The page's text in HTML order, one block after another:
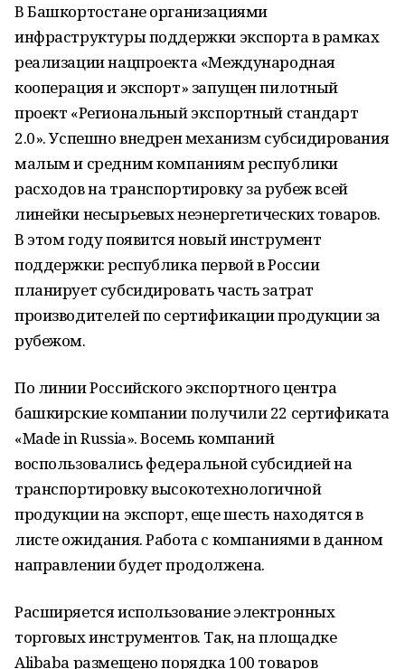
В Башкортостане организациями
инфраструктуры поддержки экспорта в рамках
реализации нацпроекта «Международная
кооперация и экспорт» запущен пилотный
проект «Региональный экспортный стандарт
2.0». Успешно внедрен механизм субсидирования
малым и средним компаниям республики
расходов на транспортировку за рубеж всей
линейки несырьевых неэнергетических товаров.
В этом году появится новый инструмент
поддержки: республика первой в России
планирует субсидировать часть затрат
производителей по сертификации продукции за
рубежом.
По линии Российского экспортного центра
башкирские компании получили 22 сертификата
«Made in Russia». Восемь компаний
воспользовались федеральной субсидией на
транспортировку высокотехнологичной
продукции на экспорт, еще шесть находятся в
листе ожидания. Работа с компаниями в данном
направлении будет продолжена.
Расширяется использование электронных
торговых инструментов. Так, на площадке
Alibaba размещено порядка 100 товаров